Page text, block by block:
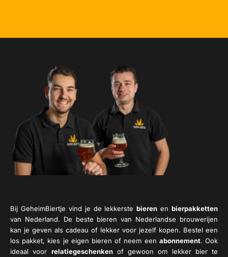
Bij GeheimBiertje vind je de lekkerstebieren en bierpakketten
van Nederland. De beste bieren van Nederlandse brouwerijen
kan je geven als cadeau of lekker voor jezelf kopen. Bestel een
los pakket, kies je eigen bieren of neem een abonnement. Ook
ideaal voor relatiegeschenkenof gewoon om lekker bier te